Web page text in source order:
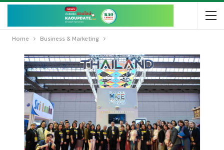
Home Business & Marketing